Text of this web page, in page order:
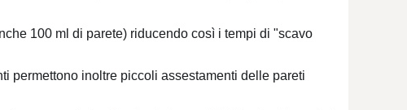
100 ml di parete) riducendo così i tempi di "scavo
permettono inoltre piccoli assestamenti delle pareti